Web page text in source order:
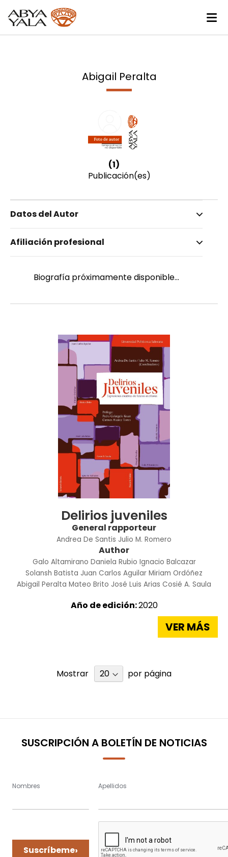
Abigail Peralta
(1)
Publicación(es)
Datos del Autor
Peralta, Abigail
Femenino
Afiliación profesional
Biografía próximamente disponible...
Delirios juveniles
General rapporteur
Andrea De Santis Julio M. Romero
Author
Galo Altamirano Daniela Rubio Ignacio Balcazar
Solansh Batista Juan Carlos Aguilar Miriam Ordóñez
Abigail Peralta Mateo Brito José Luis Arias Cosié A. Saula
Año de edición:2020
VER MÁS
Mostrar por página
SUSCRIPCIÓN A BOLETÍN DE NOTICIAS
Nombres Apellidos
Suscríbeme›